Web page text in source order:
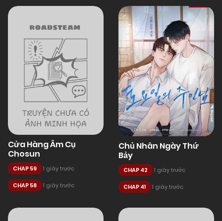
Cửa Hàng Âm Cụ
Chosun
CHAP 59 1 giây trước
CHAP 58 1 giây trước
Chủ Nhân Ngày Thứ
Bảy
CHAP 42 1 giây trước
CHAP 41 1 giây trước